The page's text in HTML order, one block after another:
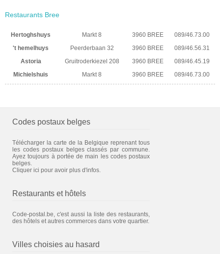
Restaurants Bree
Hertoghshuys Markt 8 3960 BREE
089/46.73.00
't hemelhuys
Peerderbaan 32 3960 BREE
089/46.56.31
Astoria
Gruitroderkiezel 208 3960 BREE
089/46.45.19
Michielshuis
Markt 8 3960 BREE 089/46.73.00
Codes postaux belges
Télécharger la carte de la Belgique reprenant tous
les codes postaux belges classés par commune.
Ayez toujours à portée de main les codes postaux
belges.
Cliquer ici pour avoir plus d'infos.
Restaurants et hôtels
Code-postal.be, c'est aussi la liste des restaurants,
des hôtels et autres commerces dans votre quartier.
Villes choisies au hasard